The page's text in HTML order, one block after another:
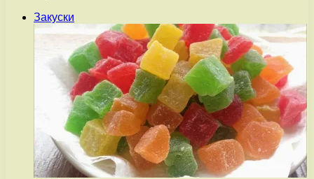
Закуски